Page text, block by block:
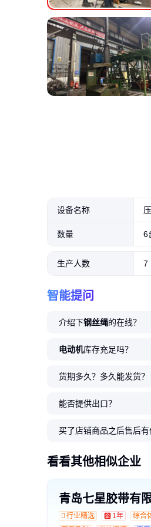
设备名称
数量 6
生产人数 7
智能提问
介绍下钢丝绳的在线？
电动机库存充足吗？
货期多久？多久能发货？
能否提供出口？
买了店铺商品之后售后有
看看其他相似企业
青岛七星胶带有
行业精选 1年 综合